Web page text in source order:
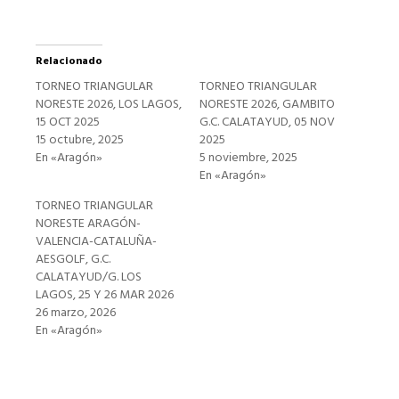
Relacionado
TORNEO TRIANGULAR
NORESTE 2026, LOS LAGOS,
15 OCT 2025
15 octubre, 2025
En «Aragón»
TORNEO TRIANGULAR
NORESTE 2026, GAMBITO
G.C. CALATAYUD, 05 NOV
2025
5 noviembre, 2025
En «Aragón»
TORNEO TRIANGULAR
NORESTE ARAGÓN-
VALENCIA-CATALUÑA-
AESGOLF, G.C.
CALATAYUD/G. LOS
LAGOS, 25 Y 26 MAR 2026
26 marzo, 2026
En «Aragón»